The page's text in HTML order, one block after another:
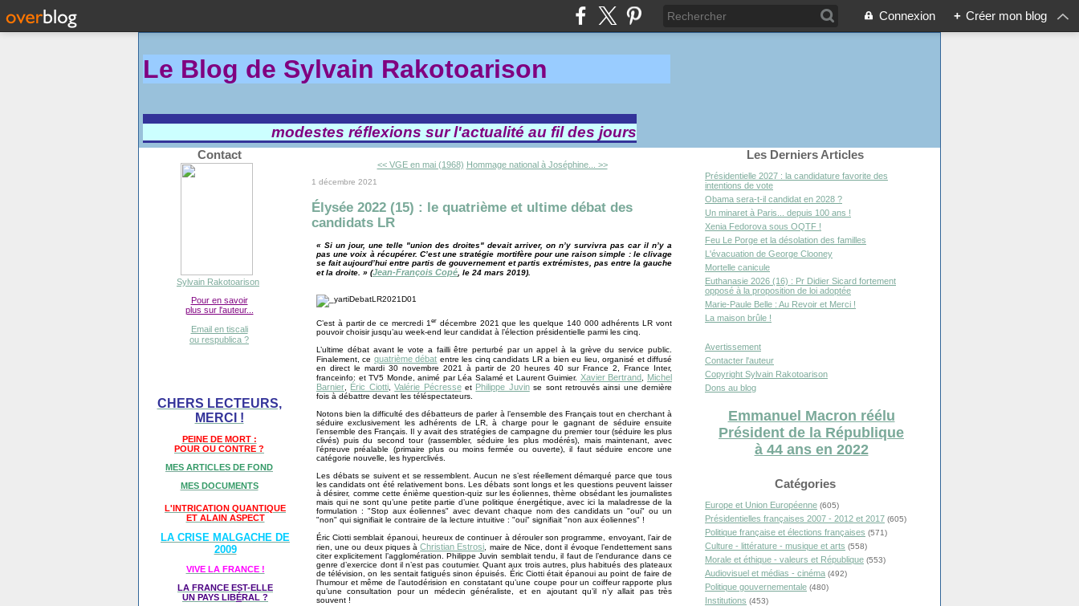
Connexion + Créer mon blog
Le Blog de Sylvain Rakotoarison
modestes réflexions sur l'actualité au fil des jours
Contact
Sylvain Rakotoarison
Pour en savoir
plus sur l'auteur...
Email en tiscali
ou respublica ?
CHERS LECTEURS,
MERCI !
PEINE DE MORT :
POUR OU CONTRE ?
MES ARTICLES DE FOND
MES DOCUMENTS
L'INTRICATION QUANTIQUE
ET ALAIN ASPECT
LA CRISE MALGACHE DE
2009
VIVE LA FRANCE !
LA FRANCE EST-ELLE
UN PAYS LIBÉRAL ?
<< VGE en mai (1968) Hommage national à Joséphine... >>
1 décembre 2021
Élysée 2022 (15) : le quatrième et ultime débat des
candidats LR
« Si un jour, une telle "union des droites" devait arriver, on n’y survivra pas car il n’y a
pas une voix à récupérer. C’est une stratégie mortifère pour une raison simple : le clivage
se fait aujourd’hui entre partis de gouvernement et partis extrémistes, pas entre la gauche
et la droite. » (Jean-François Copé , le 24 mars 2019).
C’est à partir de ce mercredi 1erdécembre 2021 que les quelque 140 000 adhérents LR vont
pouvoir choisir jusqu’au week-end leur candidat à l’élection présidentielle parmi les cinq.
L’ultime débat avant le vote a failli être perturbé par un appel à la grève du service public.
Finalement, ce quatrième débat entre les cinq candidats LR a bien eu lieu, organisé et diffusé
en direct le mardi 30 novembre 2021 à partir de 20 heures 40 sur France 2, France Inter,
franceinfo: et TV5 Monde, animé par Léa Salamé et Laurent Guimier. Xavier Bertrand, Michel
Barnier, Éric Ciotti,Valérie Pécresseet Philippe Juvinse sont retrouvés ainsi une dernière
fois à débattre devant les téléspectateurs.
Notons bien la difficulté des débatteurs de parler à l’ensemble des Français tout en cherchant à
séduire exclusivement les adhérents de LR, à charge pour le gagnant de séduire ensuite
l’ensemble des Français. Il y avait des stratégies de campagne du premier tour (séduire les plus
clivés) puis du second tour (rassembler, séduire les plus modérés), mais maintenant, avec
l’épreuve préalable (primaire plus ou moins fermée ou ouverte), il faut séduire encore une
catégorie nouvelle, les hyperclivés.
Les débats se suivent et se ressemblent. Aucun ne s’est réellement démarqué parce que tous
les candidats ont été relativement bons. Les débats sont longs et les questions peuvent laisser
à désirer, comme cette énième question-quiz sur les éoliennes, thème obsédant les journalistes
mais qui ne sont qu’une petite partie d’une politique énergétique, avec ici la maladresse de la
formulation : "Stop aux éoliennes" avec devant chaque nom des candidats un "oui" ou un
"non" qui signifiait le contraire de la lecture intuitive : "oui" signifiait "non aux éoliennes" !
Éric Ciotti semblait épanoui, heureux de continuer à dérouler son programme, envoyant, l’air de
rien, une ou deux piques àChristian Estrosi, maire de Nice, dont il évoque l’endettement sans
citer explicitement l’agglomération. Philippe Juvin semblait tendu, il faut de l’endurance dans ce
genre d’exercice dont il n’est pas coutumier. Quant aux trois autres, plus habitués des plateaux
de télévision, on les sentait fatigués sinon épuisés. Éric Ciotti était épanoui au point de faire de
l’humour et même de l’autodérision en constatant qu’une coupe pour un coiffeur rapporte plus
qu’une consultation pour un médecin généraliste, et en ajoutant qu’il n’y allait pas très
souvent !
Les Derniers Articles
Présidentielle 2027 : la candidature favorite des
intentions de vote
Obama sera-t-il candidat en 2028 ?
Un minaret à Paris... depuis 100 ans !
Xenia Fedorova sous OQTF !
Feu Le Porge et la désolation des familles
L'évacuation de George Clooney
Mortelle canicule
Euthanasie 2026 (16) : Pr Didier Sicard fortement
opposé à la proposition de loi adoptée
Marie-Paule Belle : Au Revoir et Merci !
La maison brûle !
Avertissement
Contacter l'auteur
Copyright Sylvain Rakotoarison
Dons au blog
Emmanuel Macron réélu
Président de la République
à 44 ans en 2022
Catégories
Europe et Union Européenne (605)
Présidentielles françaises 2007 - 2012 et 2017 (605)
Politique française et élections françaises (571)
Culture - littérature - musique et arts (558)
Morale et éthique - valeurs et République (553)
Audiovisuel et médias - cinéma (492)
Politique gouvernementale (480)
Institutions (453)